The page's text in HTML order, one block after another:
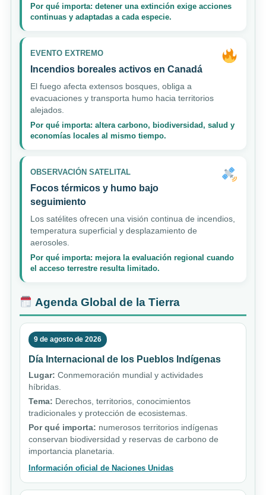
Por qué importa: detener una extinción exige acciones
continuas y adaptadas a cada especie.
EVENTO EXTREMO
Incendios boreales activos en Canadá
El fuego afecta extensos bosques, obliga a
evacuaciones y transporta humo hacia territorios
alejados.
Por qué importa: altera carbono, biodiversidad, salud y
economías locales al mismo tiempo.
OBSERVACIÓN SATELITAL
Focos térmicos y humo bajo
seguimiento
Los satélites ofrecen una visión continua de incendios,
temperatura superficial y desplazamiento de
aerosoles.
Por qué importa: mejora la evaluación regional cuando
el acceso terrestre resulta limitado.
Agenda Global de la Tierra
9 de agosto de 2026
Día Internacional de los Pueblos Indígenas
Lugar: Conmemoración mundial y actividades
híbridas.
Tema: Derechos, territorios, conocimientos
tradicionales y protección de ecosistemas.
Por qué importa: numerosos territorios indígenas
conservan biodiversidad y reservas de carbono de
importancia planetaria.
Información oficial de Naciones Unidas